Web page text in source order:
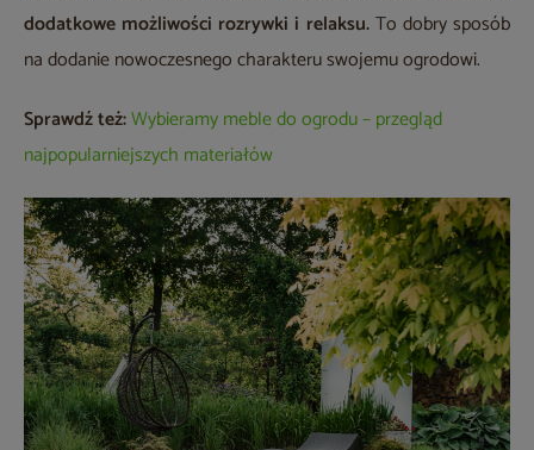
dodatkowe możliwości rozrywki i relaksu.To dobry sposób
na dodanie nowoczesnego charakteru swojemu ogrodowi.
Sprawdź też:Wybieramy meble do ogrodu – przegląd
najpopularniejszych materiałów